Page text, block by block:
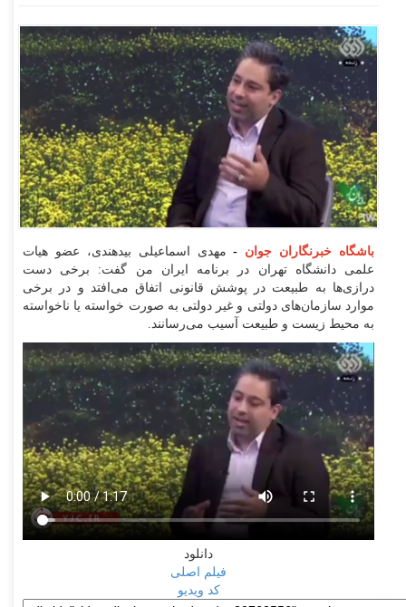
باشگاه خبرنگاران جوان - مهدی اسماعیلی بیدهندی، عضو هیات
علمی دانشگاه تهران در برنامه ایران من گفت: برخی دست
درازی‌ها به طبیعت در پوشش قانونی اتفاق می‌افتد و در برخی
موارد سازمان‌های دولتی و غیر دولتی به صورت خواسته یا ناخواسته
به محیط زیست و طبیعت آسیب می‌رسانند.
دانلود
فیلم اصلی
کد ویدیو